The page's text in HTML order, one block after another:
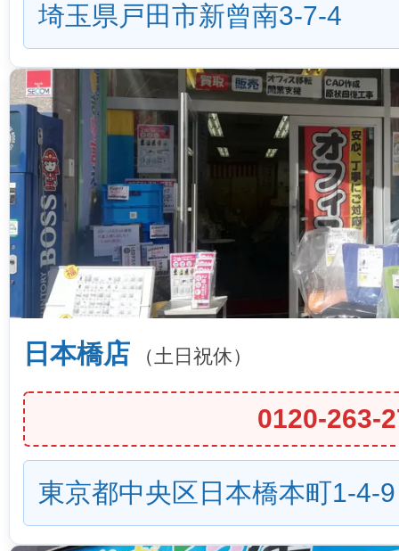
埼玉県戸田市新曾南3-7-4
日本橋店 （土日祝休）
0120-263-
東京都中央区日本橋本町1-4-9